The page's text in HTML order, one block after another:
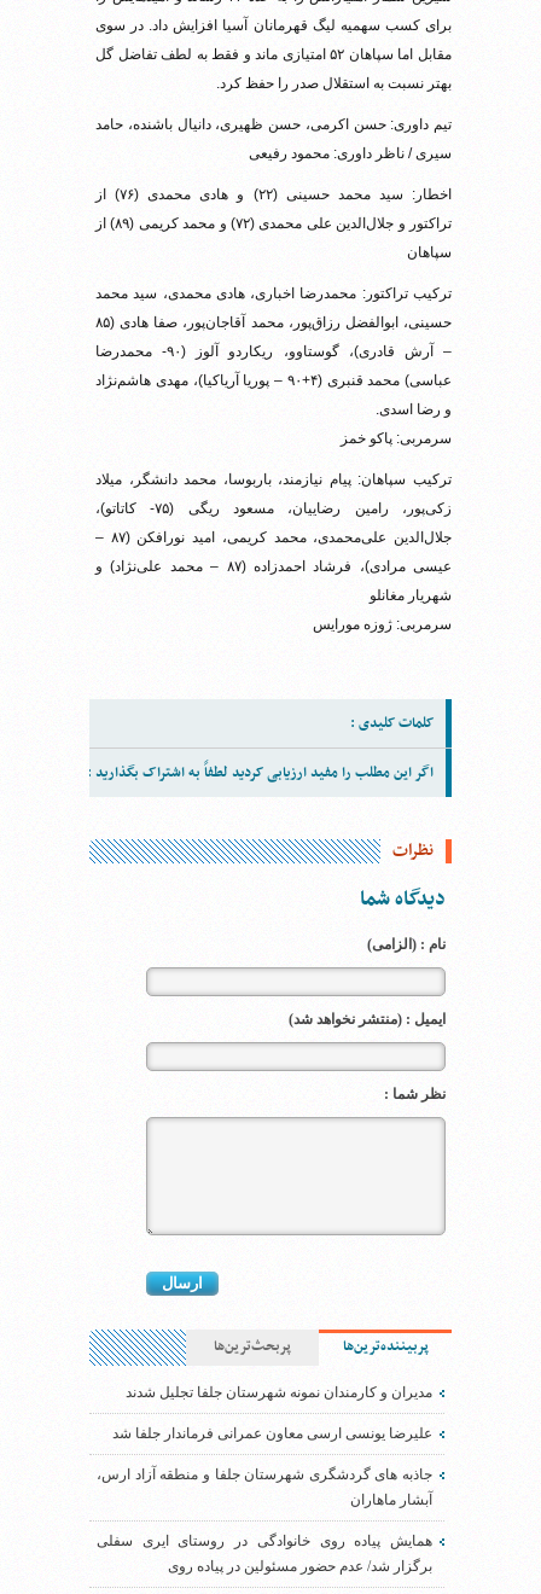
برای کسب سهمیه لیگ قهرمانان آسیا افزایش داد. در سوی
مقابل اما سپاهان ۵۲ امتیازی ماند و فقط به لطف تفاضل گل
بهتر نسبت به استقلال صدر را حفظ کرد.
تیم داوری: حسن اکرمی، حسن ظهیری، دانیال باشنده، حامد
سیری / ناظر داوری: محمود رفیعی
اخطار: سید محمد حسینی (۲۲) و هادی محمدی (۷۶) از
تراکتور و جلال‌الدین علی محمدی (۷۲) و محمد کریمی (۸۹) از
سپاهان
ترکیب تراکتور: محمدرضا اخباری، هادی محمدی، سید محمد
حسینی، ابوالفضل رزاق‌پور، محمد آقاجان‌پور، صفا هادی (۸۵
– آرش قادری)، گوستاوو، ریکاردو آلوز (۹۰- محمدرضا
عباسی) محمد قنبری (۴+۹۰ – پوریا آریاکیا)، مهدی هاشم‌نژاد
و رضا اسدی.
سرمربی: پاکو خمز
ترکیب سپاهان: پیام نیازمند، باربوسا، محمد دانشگر، میلاد
زکی‌پور، رامین رضاییان، مسعود ریگی (۷۵- کاتاتو)،
جلال‌الدین علی‌محمدی، محمد کریمی، امید نورافکن (۸۷ –
عیسی مرادی)، فرشاد احمدزاده (۸۷ – محمد علی‌نژاد) و
شهریار مغانلو
سرمربی: ژوزه مورایس
کلمات کلیدی :
اگر این مطلب را مفید ارزیابی کردید لطفاً به اشتراک بگذارید :
نظرات
دیدگاه شما
نام : (الزامی)
ایمیل : (منتشر نخواهد شد)
نظر شما :
پربیننده‌ترین‌ها پربحث‌ترین‌ها
مدیران و کارمندان نمونه شهرستان جلفا تجلیل شدند
علیرضا یونسی ارسی معاون عمرانی فرماندار جلفا شد
جاذبه های گردشگری شهرستان جلفا و منطقه آزاد ارس،
آبشار ماهاران
همایش پیاده روی خانوادگی در روستای ایری سفلی
برگزار شد/ عدم حضور مسئولین در پیاده روی